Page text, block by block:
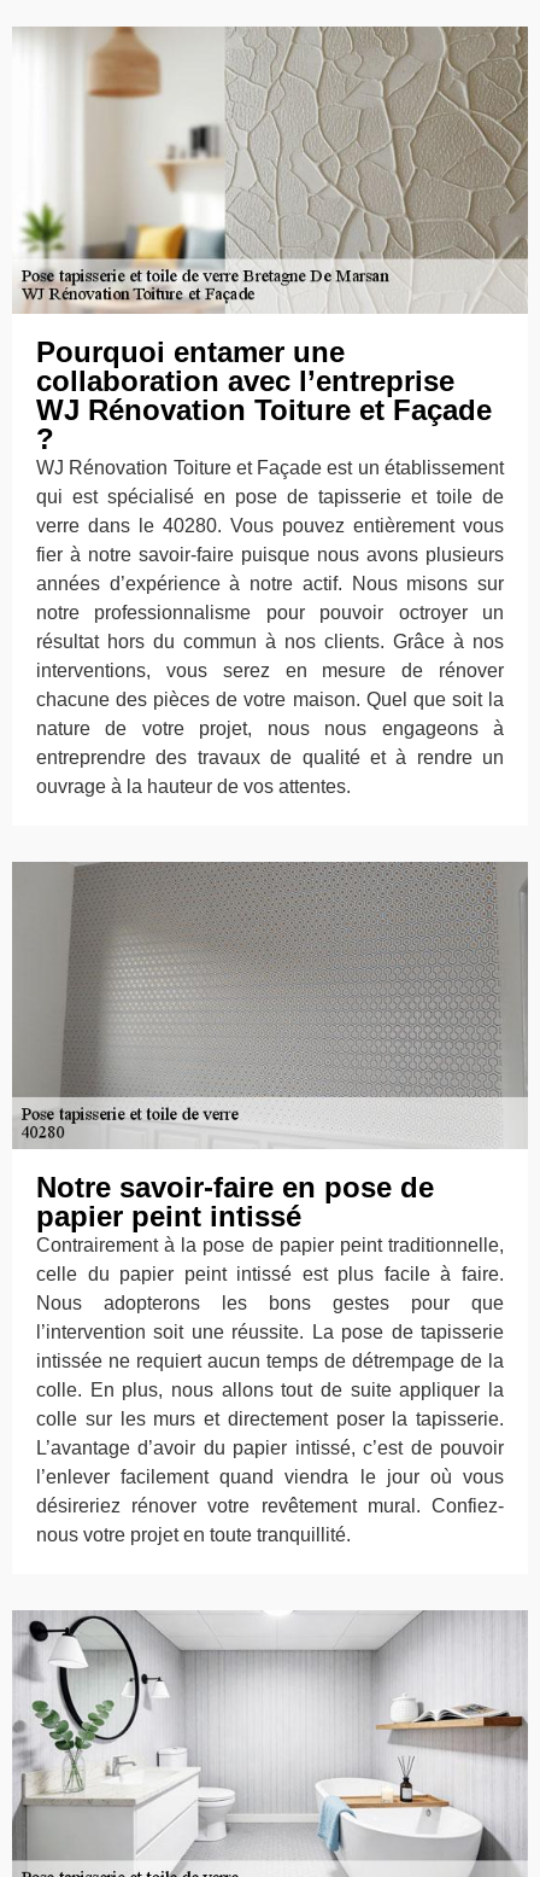
Pourquoi entamer une
collaboration avec l’entreprise
WJ Rénovation Toiture et Façade
?
WJ Rénovation Toiture et Façade est un établissement
qui est spécialisé en pose de tapisserie et toile de
verre dans le 40280. Vous pouvez entièrement vous
fier à notre savoir-faire puisque nous avons plusieurs
années d’expérience à notre actif. Nous misons sur
notre professionnalisme pour pouvoir octroyer un
résultat hors du commun à nos clients. Grâce à nos
interventions, vous serez en mesure de rénover
chacune des pièces de votre maison. Quel que soit la
nature de votre projet, nous nous engageons à
entreprendre des travaux de qualité et à rendre un
ouvrage à la hauteur de vos attentes.
Notre savoir-faire en pose de
papier peint intissé
Contrairement à la pose de papier peint traditionnelle,
celle du papier peint intissé est plus facile à faire.
Nous adopterons les bons gestes pour que
l’intervention soit une réussite. La pose de tapisserie
intissée ne requiert aucun temps de détrempage de la
colle. En plus, nous allons tout de suite appliquer la
colle sur les murs et directement poser la tapisserie.
L’avantage d’avoir du papier intissé, c’est de pouvoir
l’enlever facilement quand viendra le jour où vous
désireriez rénover votre revêtement mural. Confiez-
nous votre projet en toute tranquillité.